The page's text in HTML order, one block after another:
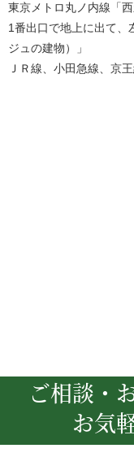
東京メトロ丸ノ内線「西
1番出口で地上に出て、
ジュの建物）」
ＪＲ線、小田急線、京
ご相談・
お気